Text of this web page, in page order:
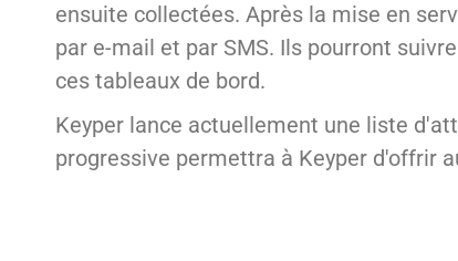
ensuite collectées. Après la mise en
par e-mail et par SMS. Ils pourront
ces tableaux de bord.
Keyper lance actuellement une liste
progressive permettra à Keyper d'offrir